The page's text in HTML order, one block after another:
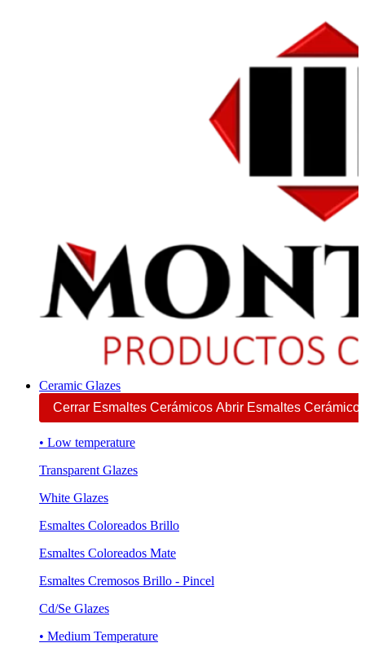
Ceramic Glazes
Cerrar Esmaltes Cerámicos Abrir Esmaltes
• Low temperature
Transparent Glazes
White Glazes
Esmaltes Coloreados Brillo
Esmaltes Coloreados Mate
Esmaltes Cremosos Brillo - Pincel
Cd/Se Glazes
• Medium Temperature